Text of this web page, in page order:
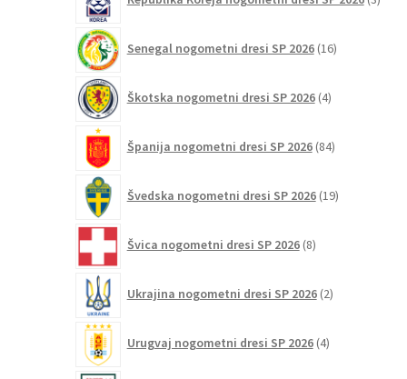
Senegal nogometni dresi SP 2026 16izdelkov
Škotska nogometni dresi SP 2026 4izdelki
Španija nogometni dresi SP 2026 84izdelkov
Švedska nogometni dresi SP 2026 19izdelkov
Švica nogometni dresi SP 2026 8izdelkov
Ukrajina nogometni dresi SP 2026 2izdelka
Urugvaj nogometni dresi SP 2026 4izdelki